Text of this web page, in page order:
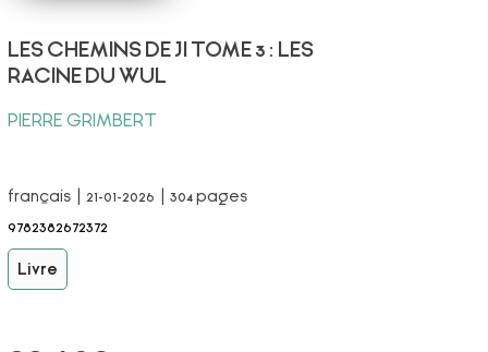
LES CHEMINS DE JI TOME 3 : LES
RACINE DU WUL
PIERRE GRIMBERT
français | 21-01-2026 | 304 pages
9782382672372
Livre